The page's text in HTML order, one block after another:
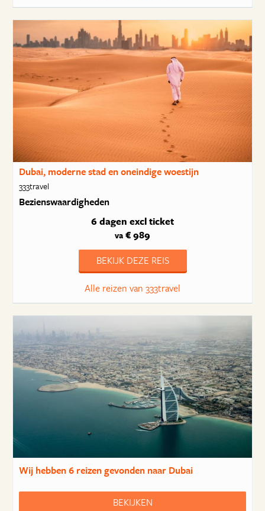
Dubai, moderne stad en oneindige woestijn
333travel
Bezienswaardigheden
6 dagen excl ticket
va € 989
BEKIJK DEZE REIS
Alle reizen van 333travel
Wij hebben6 reizengevonden naar Dubai
BEKIJKEN